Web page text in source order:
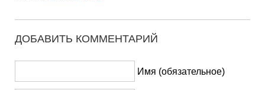
ДОБАВИТЬ КОММЕНТАРИЙ
Имя (обязательное)